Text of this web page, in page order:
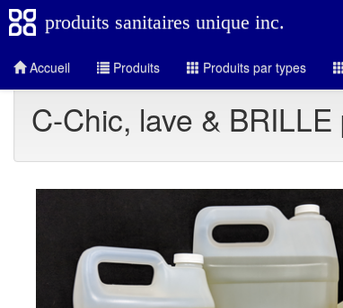
produits sanitaires unique inc.
Accueil Produits Produits par types
C-Chic, lave &